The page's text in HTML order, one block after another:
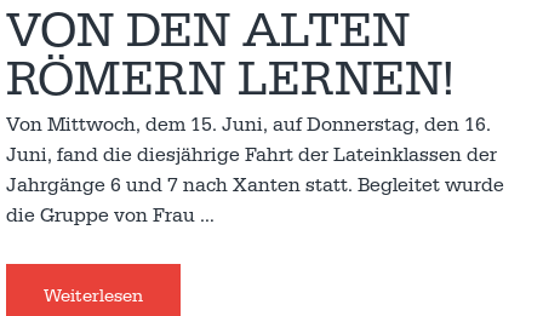
VON DEN ALTEN
RÖMERN LERNEN!
Von Mittwoch, dem 15. Juni, auf Donnerstag, den 16.
Juni, fand die diesjährige Fahrt der Lateinklassen der
Jahrgänge 6 und 7 nach Xanten statt. Begleitet wurde
die Gruppe von Frau …
Weiterlesen